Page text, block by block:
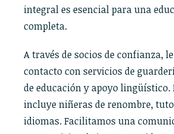
integral es esencial para una
completa.
A través de socios de confianza,
contacto con servicios de
de educación y apoyo lingüístico.
incluye niñeras de renombre,
idiomas. Facilitamos una